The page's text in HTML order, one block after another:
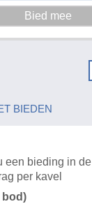
BIEDEN
een bieding in
per kavel
bod)